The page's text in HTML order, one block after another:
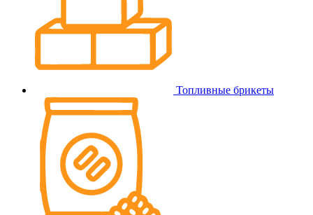
Топливные брикеты